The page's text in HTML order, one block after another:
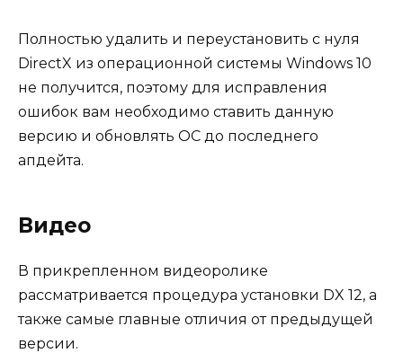
Полностью удалить и переустановить с нуля
DirectX из операционной системы Windows 10
не получится, поэтому для исправления
ошибок вам необходимо ставить данную
версию и обновлять ОС до последнего
апдейта.
Видео
В прикрепленном видеоролике
рассматривается процедура установки DX 12, а
также самые главные отличия от предыдущей
версии.